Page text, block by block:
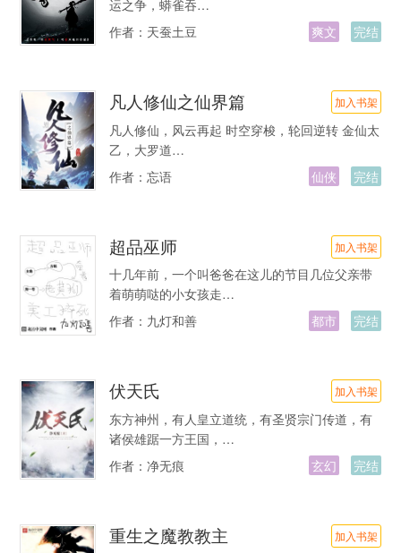
运之争，蟒雀吞…
作者： 天蚕土豆 爽文 完结
凡人修仙之仙界篇 加入书架
凡人修仙，风云再起 时空穿梭，轮回逆转 金仙太
乙，大罗道…
作者： 忘语 仙侠 完结
超品巫师 加入书架
十几年前，一个叫爸爸在这儿的节目几位父亲带
着萌萌哒的小女孩走…
作者： 九灯和善 都市 完结
伏天氏 加入书架
东方神州，有人皇立道统，有圣贤宗门传道，有
诸侯雄踞一方王国，…
作者： 净无痕 玄幻 完结
重生之魔教教主 加入书架